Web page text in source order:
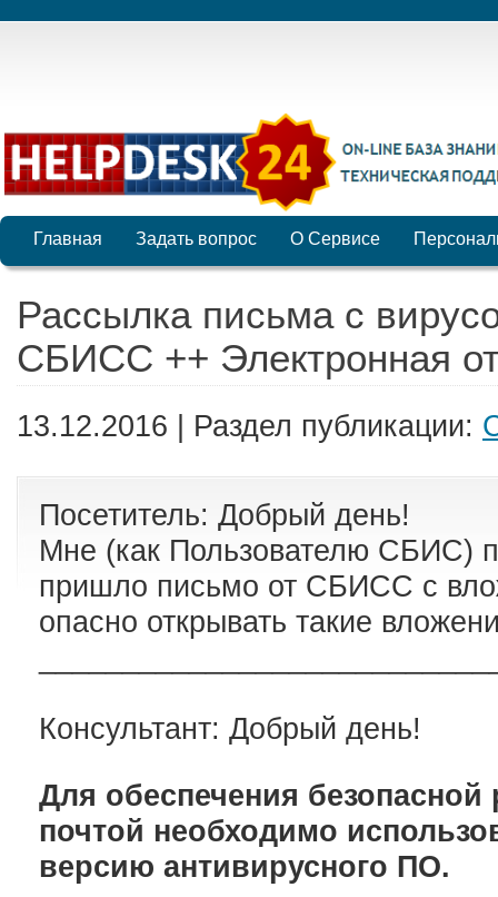
Главная Задать вопрос О Сервисе
Рассылка письма с
СБИСС ++ Электронная
13.12.2016 | Раздел публикации:
Посетитель: Добрый день!
Мне (как Пользователю СБИС)
пришло письмо от СБИСС с
опасно открывать такие
Консультант: Добрый день!
Для обеспечения безопасной
почтой необходимо
версию антивирусного ПО.